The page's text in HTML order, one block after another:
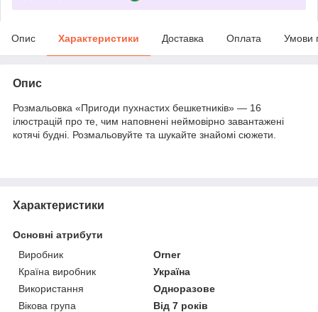
Опис Характеристики Доставка Оплата Умови
Опис
Розмальовка «Пригоди пухнастих бешкетників» — 16
ілюстрацій про те, чим наповнені неймовірно завантажені
котячі будні. Розмальовуйте та шукайте знайомі сюжети.
Характеристики
Основні атрибути
Виробник
Orner
Країна виробник
Україна
Використання
Одноразове
Вікова група
Від 7 років